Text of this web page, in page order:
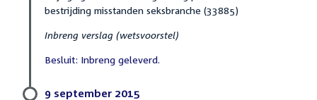
bestrijding misstanden seksbranche (33885)
Inbreng verslag (wetsvoorstel)
Besluit: Inbreng geleverd.
9 september 2015